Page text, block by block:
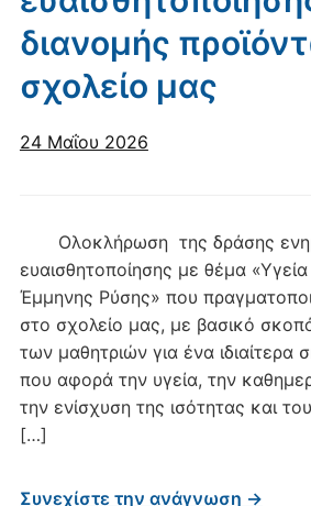
διανομής
σχολείο μας
24 Μαΐου 2026
Ολοκλήρωση της δράσης
ευαισθητοποίησης με θέμα «Υγεία
Έμμηνης Ρύσης» που
στο σχολείο μας, με βασικό
των μαθητριών για ένα ιδιαίτερα
που αφορά την υγεία, την
την ενίσχυση της ισότητας
[…]
Συνεχίστε την ανάγνωση →